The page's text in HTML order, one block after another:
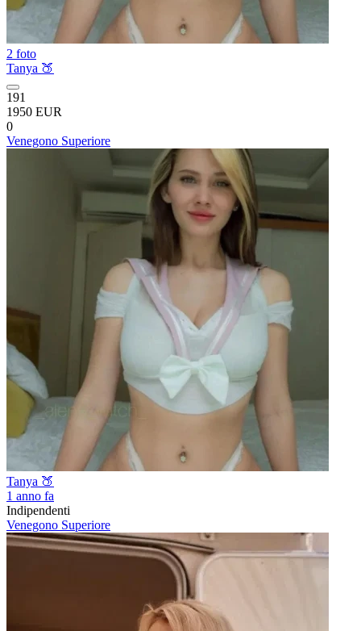
2 foto
Tanya 🍑
191
1950 EUR
0
Venegono Superiore
Tanya 🍑
1 anno fa
Indipendenti
Venegono Superiore